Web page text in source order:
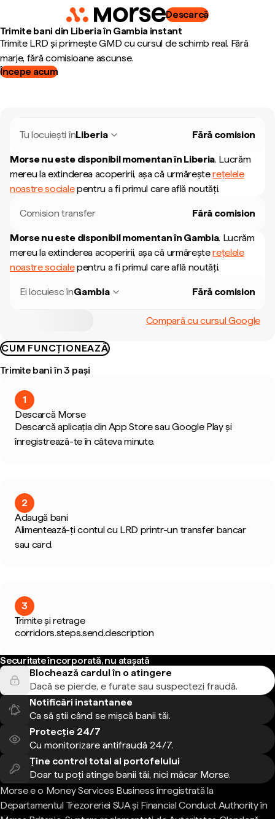
Descarcă
Trimite bani din Liberia în Gambia instant
Trimite LRD și primește GMD cu cursul de schimb real. Fără
marje, fără comisioane ascunse.
Începe acum
Tu locuiești înLiberia Fără comision
Morse nu este disponibil momentan în Liberia. Lucrăm
mereu la extinderea acoperirii, așa că urmăreșterețelele
noastre socialepentru a fi primul care află noutăți.
Comision transfer Fără comision
Morse nu este disponibil momentan în Gambia. Lucrăm
mereu la extinderea acoperirii, așa că urmăreșterețelele
noastre socialepentru a fi primul care află noutăți.
Ei locuiesc înGambia Fără comision
Compară cu cursul Google
CUM FUNCȚIONEAZĂ
Trimite bani în 3 pași
1
Descarcă Morse
Descarcă aplicația din App Store sau Google Play și
înregistrează-te în câteva minute.
2
Adaugă bani
Alimentează-ți contul cu LRD printr-un transfer bancar
sau card.
3
Trimite și retrage
corridors.steps.send.description
Securitate încorporată, nu atașată
Blochează cardul în o atingere
Dacă se pierde, e furate sau suspectezi fraudă.
Notificări instantanee
Ca să știi când se mișcă banii tăi.
Protecție 24/7
Cu monitorizare antifraudă 24/7.
Ține control total al portofelului
Doar tu poți atinge banii tăi, nici măcar Morse.
Morse e o Money Services Business înregistrată la
Departamentul Trezoreriei SUA și Financial Conduct Authority în